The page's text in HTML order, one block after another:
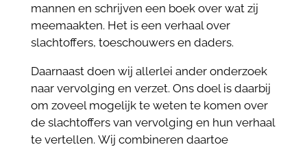
mannen en schrijven een boek over wat zij
meemaakten. Het is een verhaal over
slachtoffers, toeschouwers en daders.
Daarnaast doen wij allerlei ander onderzoek
naar vervolging en verzet. Ons doel is daarbij
om zoveel mogelijk te weten te komen over
de slachtoffers van vervolging en hun verhaal
te vertellen. Wij combineren daartoe